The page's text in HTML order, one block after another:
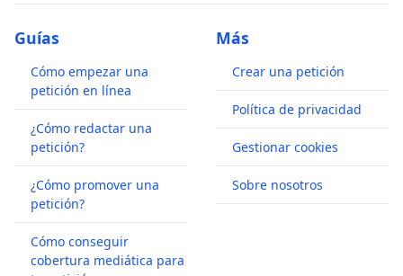
Guías
Cómo empezar una
petición en línea
¿Cómo redactar una
petición?
¿Cómo promover una
petición?
Cómo conseguir
cobertura mediática para
Más
Crear una petición
Política de privacidad
Gestionar cookies
Sobre nosotros